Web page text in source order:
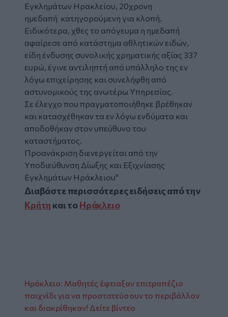
Εγκλημάτων Ηρακλείου, 20χρονη
ημεδαπή κατηγορούμενη για κλοπή.
Ειδικότερα, χθες το απόγευμα η ημεδαπή
αφαίρεσε από κατάστημα αθλητικών ειδών,
είδη ένδυσης συνολικής χρηματικής αξίας 337
ευρώ, έγινε αντιληπτή από υπάλληλο της εν
λόγω επιχείρησης και συνελήφθη από
αστυνομικούς της ανωτέρω Υπηρεσίας.
Σε έλεγχο που πραγματοποιήθηκε βρέθηκαν
και κατασχέθηκαν τα εν λόγω ενδύματα και
αποδοθήκαν στον υπεύθυνο του
καταστήματος.
Προανάκριση διενεργείται από την
Υποδιεύθυνση Δίωξης και Εξιχνίασης
Εγκλημάτων Ηράκλειου"
Διαβάστε περισσότερες ειδήσεις από την
Κρήτη και τοΗράκλειο
Ηράκλειο: Μαθητές έφτιαξαν επιτραπέζιο
παιχνίδι για να προστατεύσουν το περιβάλλον
και διακρίθηκαν! Δείτε βίντεο